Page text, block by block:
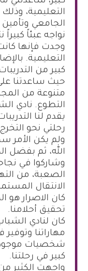
التعليمية،
الجامعي وتأمين
نواجه عبئاً
وجدت فإنها
التعليمية.
كبير من
حيث ساعدتنا
متنوعة من
التطوع. نادي
يقدم لنا
رحلتي نحو
ولم يكن الأمر
الله، ثم بفضل
وشاركوا في
الصعبة، من
الانتقال
كان الاصرار هو
تحقيق أحلامنا.
كان لنادي
مهاراتنا
شخصيات موجودة
كبير في رحلتنا.
واجهت الكثير